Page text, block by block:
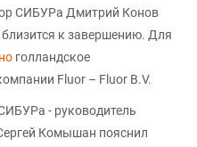
СИБУРа Дмитрий Конов
к завершению. Для
голландское
Fluor – Fluor B.V.
- руководитель
Комышан пояснил